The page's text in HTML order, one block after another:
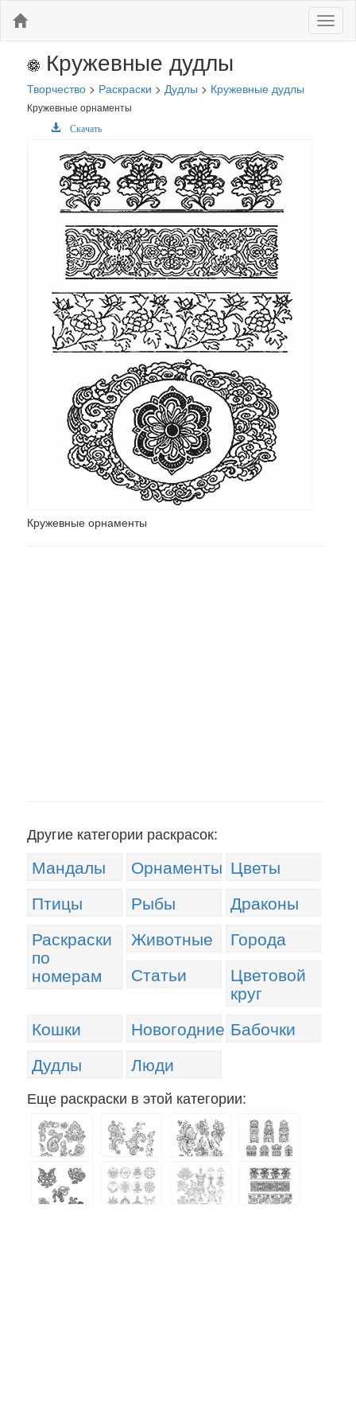
Меню
Кружевные дудлы
Творчество > Раскраски >Дудлы > Кружевные дудлы
Кружевные орнаменты
Скачать
Кружевные орнаменты
Другие категории раскрасок:
Мандалы Орнаменты Цветы
Птицы
Рыбы
Драконы
Раскраски
по
номерам
Животные
Города
Статьи
Цветовой
круг
Кошки
Новогодние Бабочки
Дудлы
Люди
Еще раскраски в этой категории: